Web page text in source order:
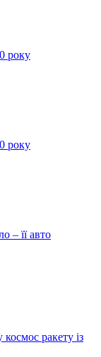
року
року
– її авто
ракету із